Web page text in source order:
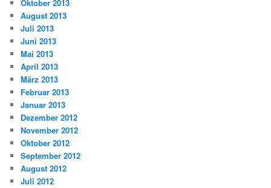
Oktober 2013
August 2013
Juli 2013
Juni 2013
Mai 2013
April 2013
März 2013
Februar 2013
Januar 2013
Dezember 2012
November 2012
Oktober 2012
September 2012
August 2012
Juli 2012